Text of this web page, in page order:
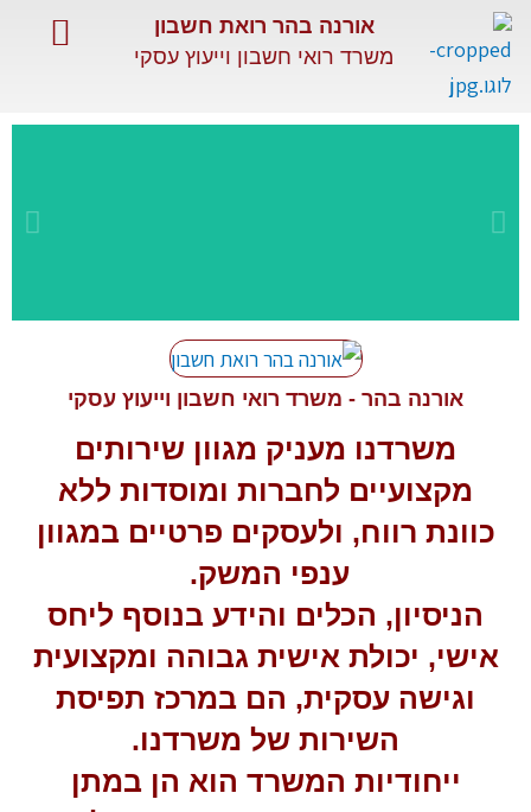
דילוג
לתוכן
אורנה בהר רואת חשבון
משרד רואי חשבון וייעוץ עסקי
שירות
מקצועי
ומתקדם
אורנה בהר - משרד רואי חשבון וייעוץ עסקי
משרדנו מעניק מגוון שירותים
מקצועיים לחברות ומוסדות ללא
כוונת רווח, ולעסקים פרטיים במגוון
ענפי המשק.
הניסיון, הכלים והידע בנוסף ליחס
אישי, יכולת אישית גבוהה ומקצועית
וגישה עסקית, הם במרכז תפיסת
השירות של משרדנו.
ייחודיות המשרד הוא הן במתן